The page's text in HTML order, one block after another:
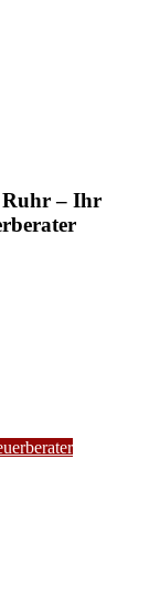
Ruhr – Ihr